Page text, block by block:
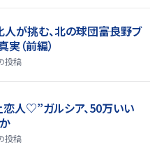
人が挑む、北の球団――富良野ブ
実（前編）
投稿
人♡”ガルシア、50万いい
投稿